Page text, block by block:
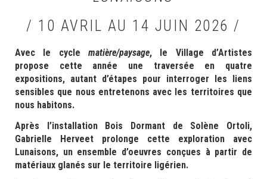
/ 10 AVRIL AU 14 JUIN 2026 /
Avec le cycle matière/paysage, le Village d’Artistes
propose cette année une traversée en quatre
expositions, autant d’étapes pour interroger les liens
sensibles que nous entretenons avec les territoires que
nous habitons.
Après l’installation Bois Dormant de Solène Ortoli,
Gabrielle Herveet prolonge cette exploration avec
Lunaisons, un ensemble d’oeuvres conçues à partir de
matériaux glanés sur le territoire ligérien.